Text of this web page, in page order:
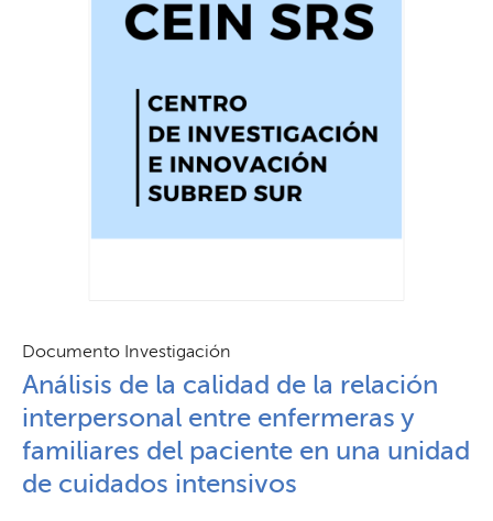
Documento Investigación
Análisis de la calidad de la relación
interpersonal entre enfermeras y
familiares del paciente en una unidad
de cuidados intensivos